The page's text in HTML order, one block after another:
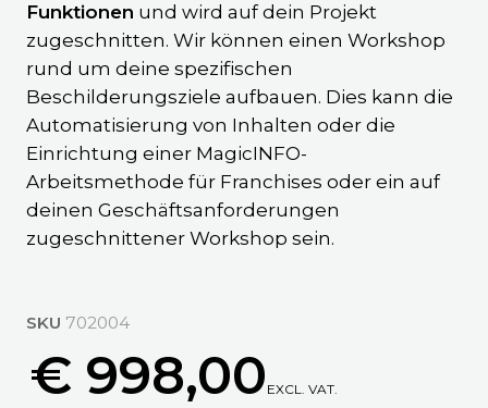
Funktionen und wird auf dein Projekt
zugeschnitten. Wir können einen Workshop
rund um deine spezifischen
Beschilderungsziele aufbauen. Dies kann die
Automatisierung von Inhalten oder die
Einrichtung einer MagicINFO-
Arbeitsmethode für Franchises oder ein auf
deinen Geschäftsanforderungen
zugeschnittener Workshop sein.
SKU 702004
€ 998,00 EXCL. VAT.